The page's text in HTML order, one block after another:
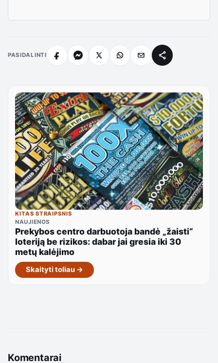
PASIDALINTI
KITAS STRAIPSNIS
NAUJIENOS
Prekybos centro darbuotoja bandė „žaisti“
loteriją be rizikos: dabar jai gresia iki 30
metų kalėjimo
Skaityti toliau →
Komentarai